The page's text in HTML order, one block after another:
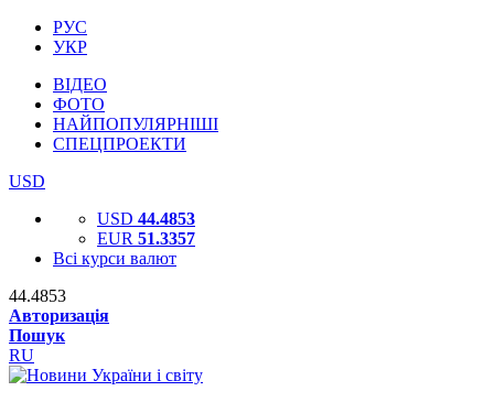
РУС
УКР
ВІДЕО
ФОТО
НАЙПОПУЛЯРНІШІ
СПЕЦПРОЕКТИ
USD
USD 44.4853
EUR 51.3357
Всі курси валют
44.4853
Авторизація
Пошук
RU